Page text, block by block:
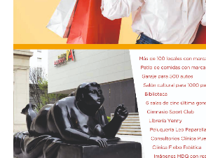
Boca, por su parte, no vive una crisis
términos de resultados, pero sí
genera preocupación por la falta de
continuidad en el juego. El arranque
Arruabarrena había sido alentador: el
clasificación a los octavos de final de
tras vencer 2-0 a Sarmiento de Junín
triunfo 1-0 ante O’Higgins de Chile en
octavos de la Copa Sudamericana, en